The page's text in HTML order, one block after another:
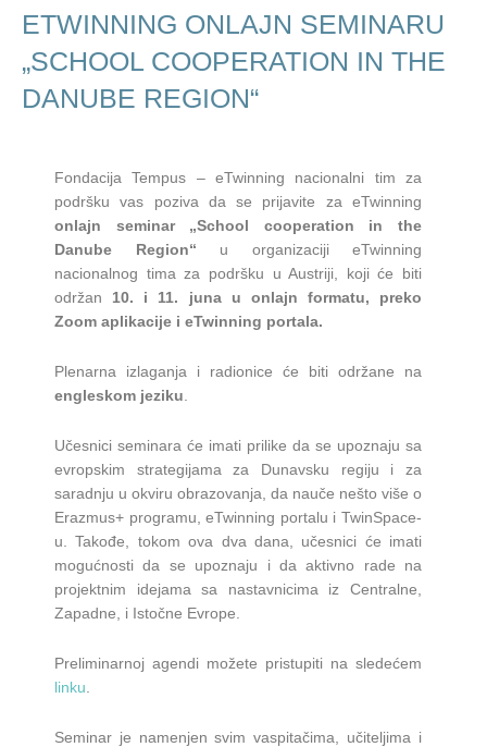
ETWINNING ONLAJN SEMINARU
„SCHOOL COOPERATION IN THE
DANUBE REGION“
Fondacija Tempus – eTwinning nacionalni tim za
podršku vas poziva da se prijavite za eTwinning
onlajn seminar „School cooperation in the
Danube Region“ u organizaciji eTwinning
nacionalnog tima za podršku u Austriji, koji će biti
održan 10. i 11. junau onlajn formatu, preko
Zoom aplikacije i eTwinning portala.
Plenarna izlaganja i radionice će biti održane na
engleskom jeziku
Učesnici seminara će imati prilike da se upoznaju sa
evropskim strategijama za Dunavsku regiju i za
saradnju u okviru obrazovanja, da nauče nešto više o
Erazmus+ programu, eTwinning portalu i TwinSpace-
u. Takođe, tokom ova dva dana, učesnici će imati
mogućnosti da se upoznaju i da aktivno rade na
projektnim idejama sa nastavnicima iz Centralne,
Zapadne, i Istočne Evrope.
Preliminarnoj agendi možete pristupiti na sledećem
linku
Seminar je namenjen svim vaspitačima, učiteljima i